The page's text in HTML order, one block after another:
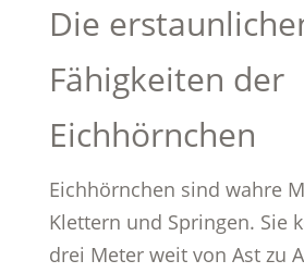
Die
Fähigkeiten der
Eichhörnchen
Eichhörnchen sind wahre
Klettern und Springen. Sie
drei Meter weit von Ast zu